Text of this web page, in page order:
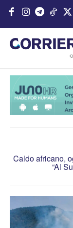
Caldo africano,
“Al